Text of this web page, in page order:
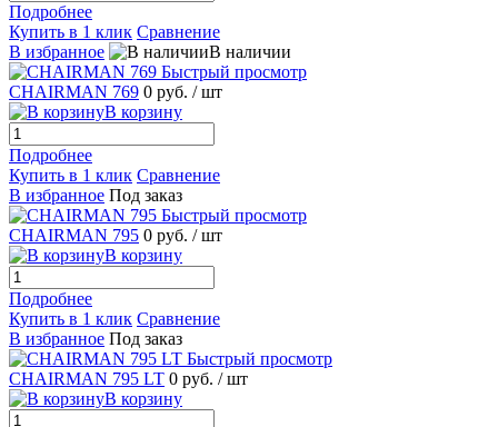
Подробнее
Купить в 1 клик Сравнение
В избранное
В наличии
Быстрый просмотр
CHAIRMAN 769 0 руб. / шт
В корзину
Подробнее
Купить в 1 клик Сравнение
В избранное Под заказ
Быстрый просмотр
CHAIRMAN 795 0 руб. / шт
В корзину
Подробнее
Купить в 1 клик Сравнение
В избранное Под заказ
Быстрый просмотр
CHAIRMAN 795 LT 0 руб. / шт
В корзину